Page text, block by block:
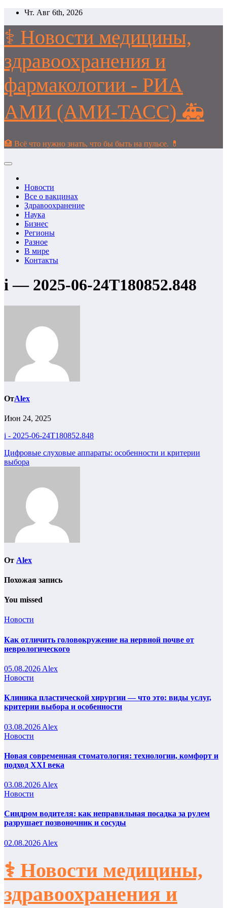
Перейти
содержимому
Чт. Авг 6th, 2026
⚕️ Новости медицины,
здравоохранения и
фармакологии - РИА
АМИ (АМИ-ТАСС) 🚑
🏥 Всё что нужно знать, что бы быть на пульсе. 💊
Новости
Все о вакцинах
Здравоохранение
Наука
Бизнес
Регионы
Разное
В мире
Контакты
i — 2025-06-24T180852.848
ОтAlex
Июн 24, 2025
i - 2025-06-24T180852.848
Навигация
по
Цифровые слуховые аппараты: особенности и критерии
выбора
От Alex
Похожая запись
You missed
Новости
Как отличить головокружение на нервной почве от
неврологического
05.08.2026 Alex
Новости
Клиника пластической хирургии — что это: виды услуг,
критерии выбора и особенности
03.08.2026 Alex
Новости
Новая современная стоматология: технологии, комфорт и
подход XXI века
03.08.2026 Alex
Новости
Синдром водителя: как неправильная посадка за рулем
разрушает позвоночник и сосуды
02.08.2026 Alex
⚕️ Новости медицины,
здравоохранения и